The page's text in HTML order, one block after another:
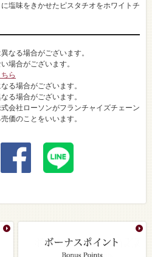
塩味をきかせたピスタチオをホワイトチ
なる場合がございます。
場合がございます。
ら
る場合がございます。
る場合がございます。
会社ローソンがフランチャイズチェーン
価のことをいいます。